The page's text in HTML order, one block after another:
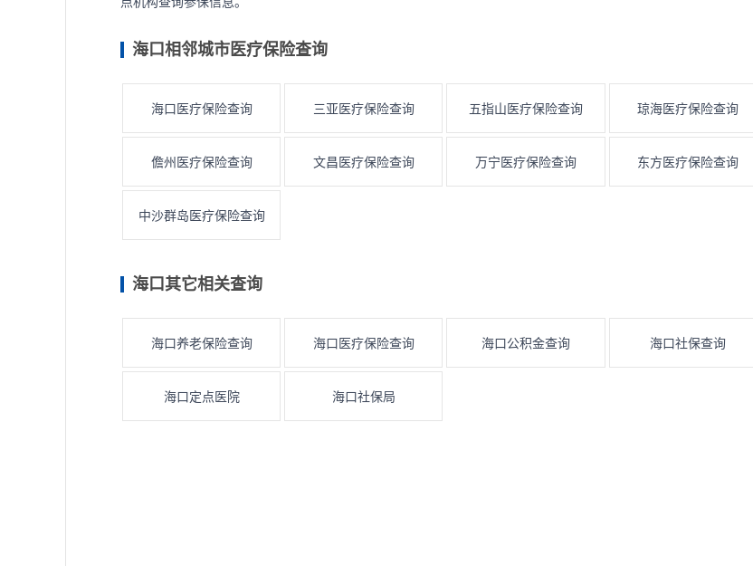
海口相邻城市医疗保险查询
海口医疗保险查询 三亚医疗保险查询 五指山医疗保险查询 琼海医疗保险查询
儋州医疗保险查询 文昌医疗保险查询 万宁医疗保险查询 东方医疗保险查询
中沙群岛医疗保险查询
海口其它相关查询
海口养老保险查询 海口医疗保险查询 海口公积金查询 海口社保查询
海口定点医院 海口社保局